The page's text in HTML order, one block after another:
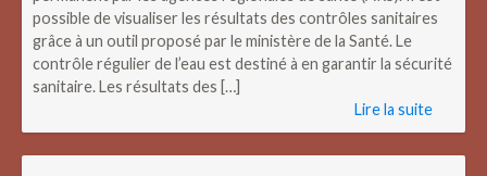
possible de visualiser les résultats des contrôles sanitaires
grâce à un outil proposé par le ministère de la Santé. Le
contrôle régulier de l’eau est destiné à en garantir la sécurité
sanitaire. Les résultats des […]
Lire la suite